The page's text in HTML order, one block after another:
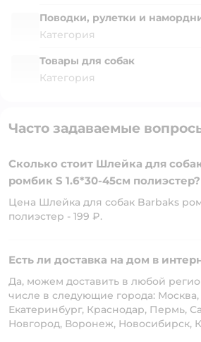
Поводки, рулетки и
Категория
Товары для собак
Категория
Часто задаваемые
Сколько стоит Шлейка для
ромбик S 1.6*30-45см полиэстер?
Цена Шлейка для собак Barbaks
полиэстер - 199 ₽.
Есть ли доставка на дом в
Да, можем доставить в любой
числе в следующие города: Москва,
Екатеринбург, Краснодар, Пермь,
Новгород, Воронеж, Новосибирск,